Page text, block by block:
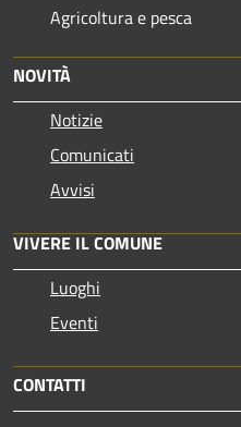
Agricoltura e pesca
NOVITÀ
Notizie
Comunicati
Avvisi
VIVERE IL COMUNE
Luoghi
Eventi
CONTATTI